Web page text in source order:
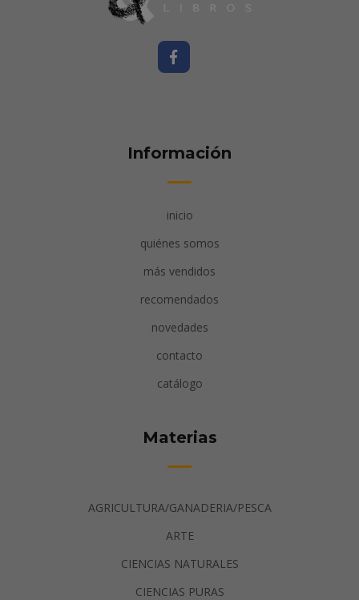
Información
inicio
quiénes somos
más vendidos
recomendados
novedades
contacto
catálogo
Materias
AGRICULTURA/GANADERIA/PESCA
ARTE
CIENCIAS NATURALES
CIENCIAS PURAS